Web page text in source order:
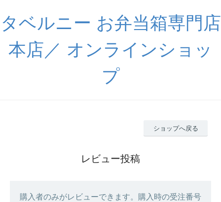
タベルニー お弁当箱専門店
本店／ オンラインショッ
プ
ショップへ戻る
レビュー投稿
購入者のみがレビューできます。購入時の受注番号